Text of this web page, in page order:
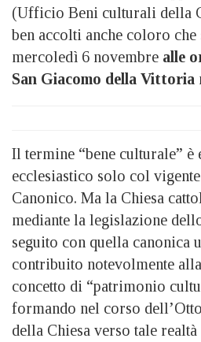
(Ufficio Beni culturali della
ben accolti anche coloro che
mercoledì 6 novembre alle
San Giacomo della Vittoria
Il termine “bene culturale”
ecclesiastico solo col
Canonico. Ma la Chiesa
mediante la legislazione
seguito con quella canonica
contribuito notevolmente
concetto di “patrimonio
formando nel corso
della Chiesa verso tale realtà